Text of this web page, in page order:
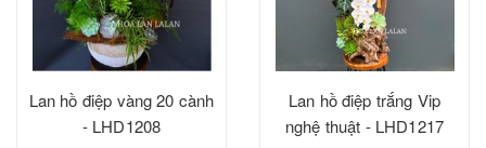
Lan hồ điệp vàng 20 cành
- LHD1208
Lan hồ điệp trắng Vip
nghệ thuật - LHD1217